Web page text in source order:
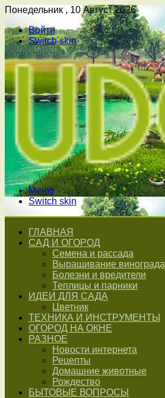
Понедельник , 10 Август 2026
Войти
Switch skin
Меню
Switch skin
ГЛАВНАЯ
САД И ОГОРОД
Семена и рассада
Выращивание винограда
Болезни и вредители
Теплицы и парники
ИДЕИ ДЛЯ САДА
Цветник
ТЕХНИКА И ИНСТРУМЕНТЫ
ОГОРОД НА ОКНЕ
РАЗНОЕ
Новости интернета
Рецепты
Домашние животные
Рождество
БЫТОВЫЕ ВОПРОСЫ